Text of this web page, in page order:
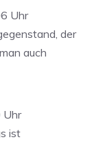
Uhr
der
auch
Uhr
ist